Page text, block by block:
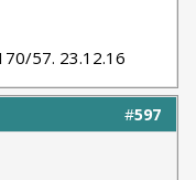
57. 23.12.16
#597